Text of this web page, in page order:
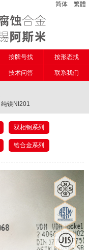
简体 繁體
按牌号找 按形态找
技术问答 联系我们
纯镍NI201
双相钢系列
锆合金系列